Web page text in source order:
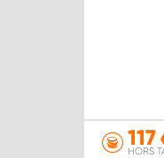
117
HORS